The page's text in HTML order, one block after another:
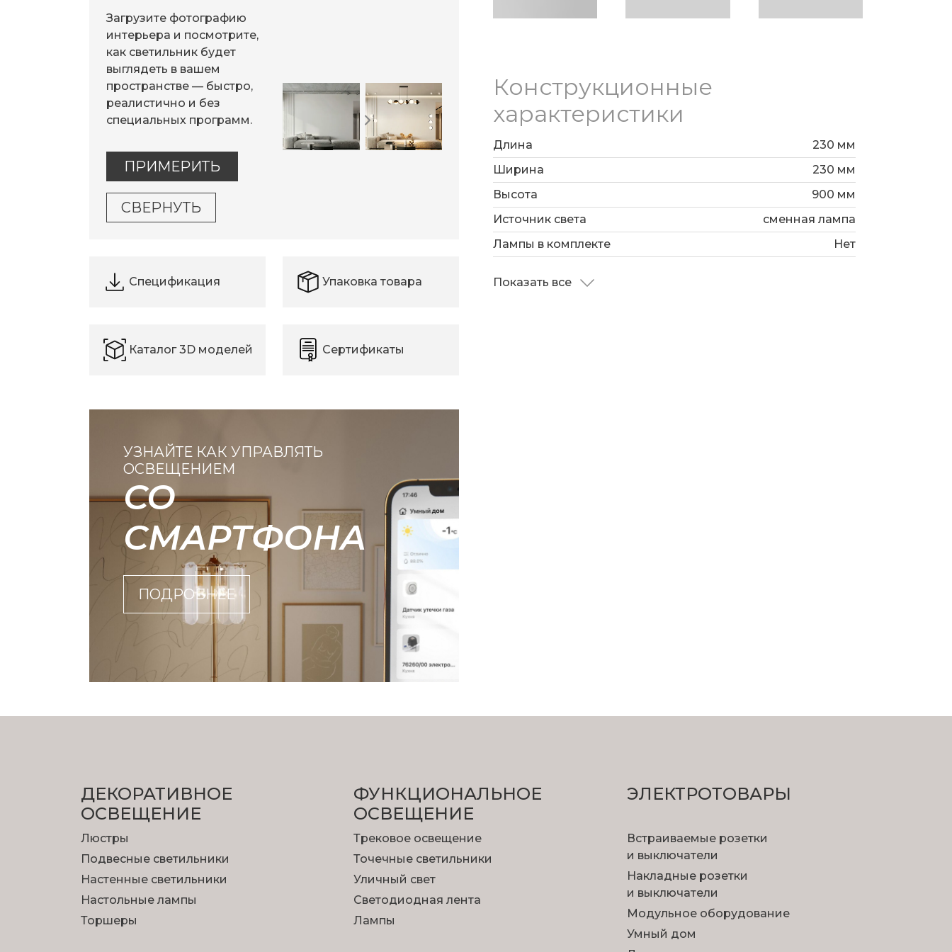
Загрузите фотографию
интерьера и посмотрите,
как светильник будет
выглядеть в вашем
пространстве — быстро,
реалистично и без
специальных программ.
ПРИМЕРИТЬ
СВЕРНУТЬ
Спецификация Упаковка товара
Каталог 3D моделей Сертификаты
УЗНАЙТЕ КАК УПРАВЛЯТЬ
ОСВЕЩЕНИЕМ
СО
СМАРТФОНА
ПОДРОБНЕЕ
Конструкционные
характеристики
Длина
230 мм
Ширина
230 мм
Высота
900 мм
Источник света
сменная лампа
Лампы в комплекте
Нет
Показать все
ДЕКОРАТИВНОЕ
ОСВЕЩЕНИЕ
Люстры
Подвесные светильники
Настенные светильники
Настольные лампы
Торшеры
ФУНКЦИОНА­ЛЬНОЕ
ОСВЕЩЕНИЕ
Трековое освещение
Точечные светильники
Уличный свет
Светодиодная лента
Лампы
ЭЛЕКТРОТОВАРЫ
Встраиваемые розетки
и выключатели
Накладные розетки
и выключатели
Модульное оборудование
Умный дом